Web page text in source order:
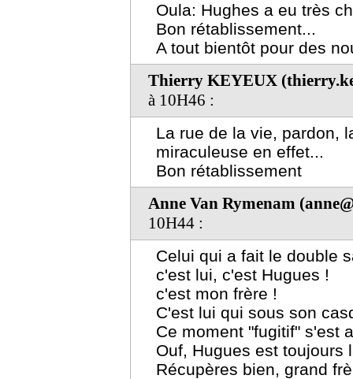
Oula: Hughes a eu très
Bon rétablissement...
A tout bientôt pour des
Thierry KEYEUX
à 10H46 :
La rue de la vie, pardon,
miraculeuse en effet...
Bon rétablissement
Anne Van Rymenam
10H44 :
Celui qui a fait le double
c'est lui, c'est Hugues !
c'est mon frère !
C'est lui qui sous son
Ce moment "fugitif" s'est
Ouf, Hugues est toujours
Récupères bien, grand